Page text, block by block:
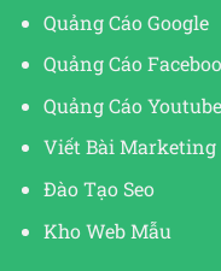
Quảng Cáo Google
Quảng Cáo
Quảng Cáo Youtube
Viết Bài Marketing
Đào Tạo Seo
Kho Web Mẫu